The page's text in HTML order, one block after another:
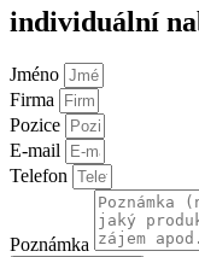
individuální
Jméno
Firma
Pozice
E-mail
Telefon
Poznámka